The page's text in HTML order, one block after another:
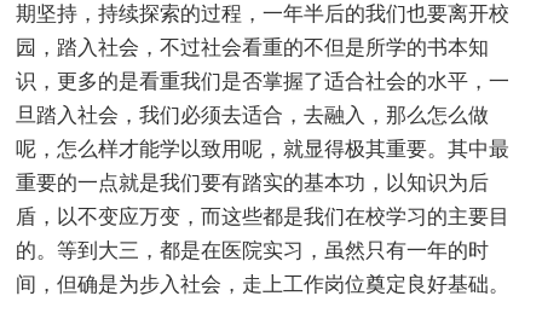
期坚持，持续探索的过程，一年半后的我们也要离开校
园，踏入社会，不过社会看重的不但是所学的书本知
识，更多的是看重我们是否掌握了适合社会的水平，一
旦踏入社会，我们必须去适合，去融入，那么怎么做
呢，怎么样才能学以致用呢，就显得极其重要。其中最
重要的一点就是我们要有踏实的基本功，以知识为后
盾，以不变应万变，而这些都是我们在校学习的主要目
的。等到大三，都是在医院实习，虽然只有一年的时
间，但确是为步入社会，走上工作岗位奠定良好基础。